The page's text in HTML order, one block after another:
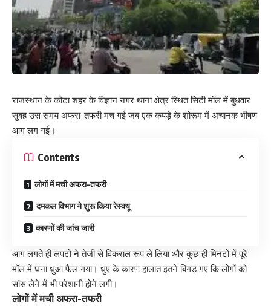
राजस्थान के कोटा शहर के विज्ञान नगर थाना क्षेत्र स्थित सिटी मॉल में बुधवार
सुबह उस समय अफरा-तफरी मच गई जब एक कपड़े के शोरूम में अचानक भीषण
आग लग गई।
Contents
लोगों में मची अफरा-तफरी
दमकल विभाग ने शुरू किया रेस्क्यू
कारणों की जांच जारी
आग लगते ही लपटों ने तेजी से विकराल रूप ले लिया और कुछ ही मिनटों में पूरे
मॉल में घना धुआं फैल गया। धुएं के कारण हालात इतने बिगड़ गए कि लोगों को
सांस लेने में भी परेशानी होने लगी।
लोगों में मची अफरा-तफरी